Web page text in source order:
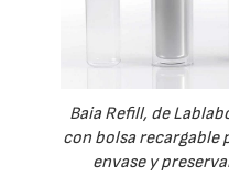
Baia Refill, de
con bolsa recargable
envase y